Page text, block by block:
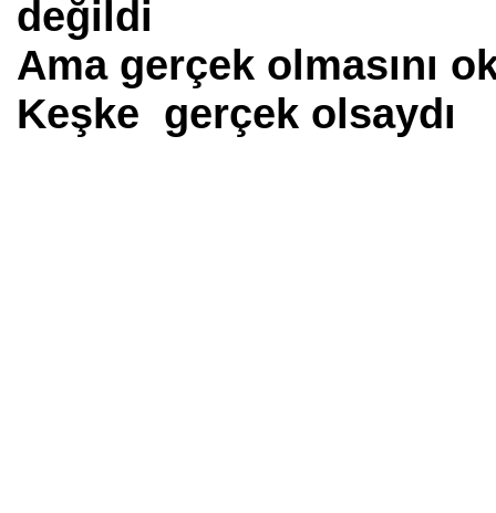
değildi
Ama gerçek olmasını
Keşke gerçek olsaydı